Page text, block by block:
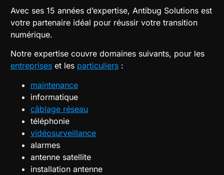
Avec ses 15 années d’expertise, Antibug Solutions est
votre partenaire idéal pour réussir votre transition
numérique.
Notre expertise couvre domaines suivants, pour les
entreprises et les particuliers :
maintenance
informatique
câblage réseau
téléphonie
vidéosurveillance
alarmes
antenne satellite
installation antenne